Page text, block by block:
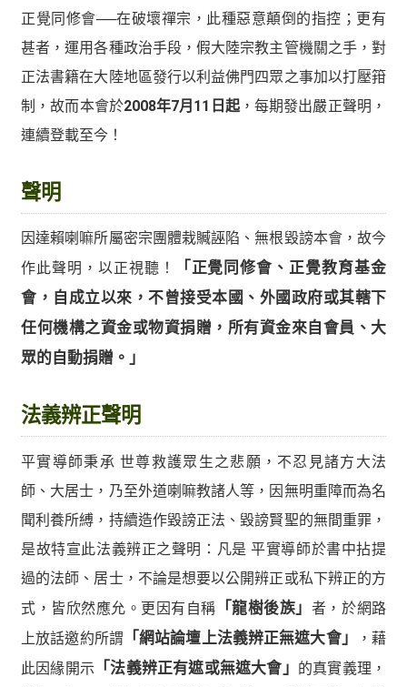
正覺同修會──在破壞禪宗，此種惡意顛倒的指控；更有
甚者，運用各種政治手段，假大陸宗教主管機關之手，對
正法書籍在大陸地區發行以利益佛門四眾之事加以打壓箝
制，故而本會於2008年7月11日起，每期發出嚴正聲明，
連續登載至今！
聲明
因達賴喇嘛所屬密宗團體栽贓誣陷、無根毀謗本會，故今
作此聲明，以正視聽！
「正覺同修會、正覺教育基金
會，自成立以來，不曾接受本國、外國政府或其轄下
任何機構之資金或物資捐贈，所有資金來自會員、大
眾的自動捐贈。」
法義辨正聲明
平實導師秉承 世尊救護眾生之悲願，不忍見諸方大法
師、大居士，乃至外道喇嘛教諸人等，因無明重障而為名
聞利養所縛，持續造作毀謗正法、毀謗賢聖的無間重罪，
是故特宣此法義辨正之聲明：凡是 平實導師於書中拈提
過的法師、居士，不論是想要以公開辨正或私下辨正的方
式，皆欣然應允。更因有自稱 「龍樹後族」 者，於網路
上放話邀約所謂 「網站論壇上法義辨正無遮大會」
，藉
此因緣開示 「法義辨正有遮或無遮大會」 的真實義理，